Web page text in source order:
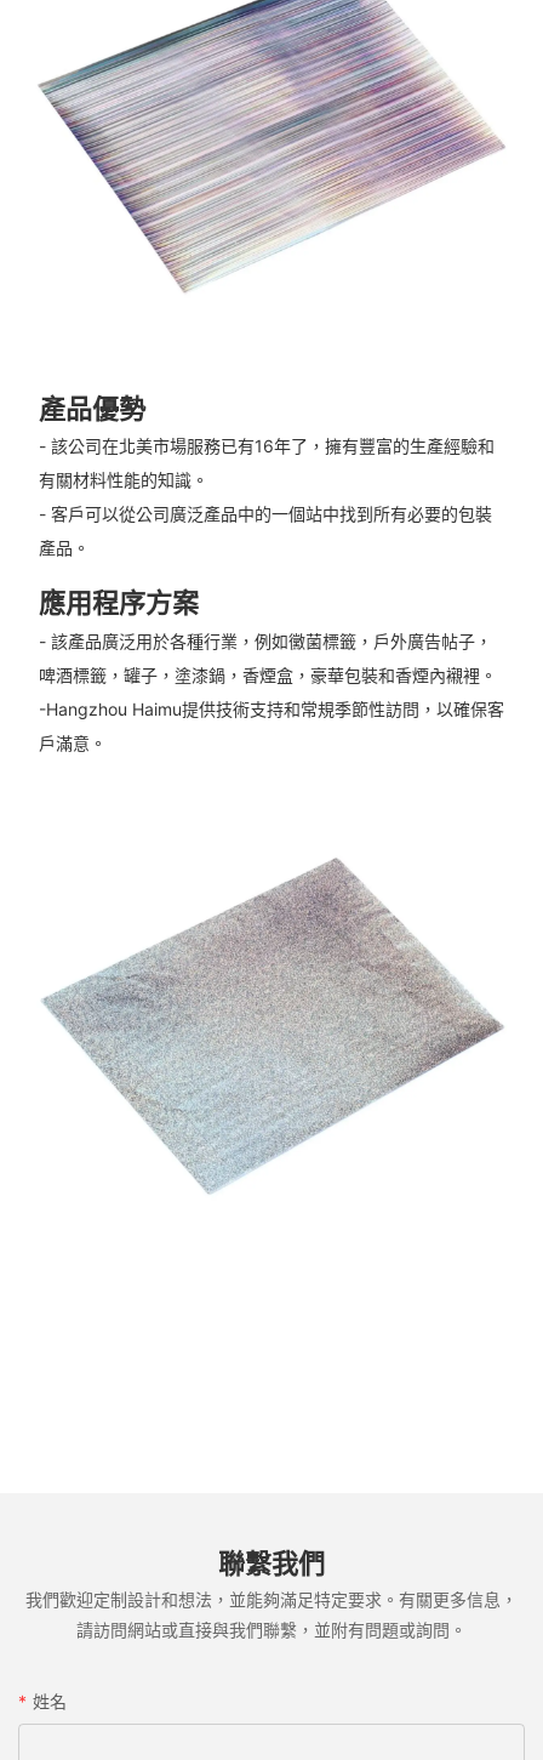
產品優勢
- 該公司在北美市場服務已有16年了，擁有豐富的生產經驗和
有關材料性能的知識。
- 客戶可以從公司廣泛產品中的一個站中找到所有必要的包裝
產品。
應用程序方案
- 該產品廣泛用於各種行業，例如黴菌標籤，戶外廣告帖子，
啤酒標籤，罐子，塗漆鍋，香煙盒，豪華包裝和香煙內襯裡。
-Hangzhou Haimu提供技術支持和常規季節性訪問，以確保客
戶滿意。
聯繫我們
我們歡迎定制設計和想法，並能夠滿足特定要求。有關更多信息，
請訪問網站或直接與我們聯繫，並附有問題或詢問。
姓名